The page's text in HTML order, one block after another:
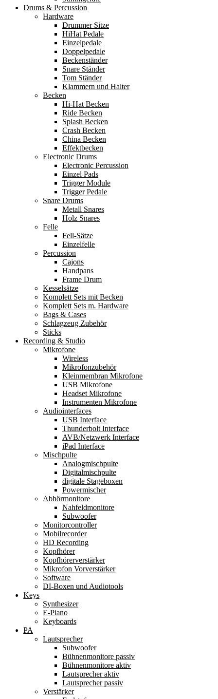
Drums & Percussion
Hardware
Drummer Sitze
HiHat Pedale
Einzelpedale
Doppelpedale
Beckenständer
Snare Ständer
Tom Ständer
Klammern und Halter
Becken
Hi-Hat Becken
Ride Becken
Splash Becken
Crash Becken
China Becken
Effektbecken
Electronic Drums
Electronic Percussion
Einzel Pads
Trigger Module
Trigger Pedale
Snare Drums
Metall Snares
Holz Snares
Felle
Fell-Sätze
Einzelfelle
Percussion
Cajons
Handpans
Frame Drum
Kesselsätze
Komplett Sets mit Becken
Komplett Sets m. Hardware
Bags & Cases
Schlagzeug Zubehör
Sticks
Recording & Studio
Mikrofone
Wireless
Mikrofonzubehör
Kleinmembran Mikrofone
USB Mikrofone
Headset Mikrofone
Instrumenten Mikrofone
Audiointerfaces
USB Interface
Thunderbolt Interface
AVB/Netzwerk Interface
iPad Interface
Mischpulte
Analogmischpulte
Digitalmischpulte
digitale Stageboxen
Powermischer
Abhörmonitore
Nahfeldmonitore
Subwoofer
Monitorcontroller
Mobilrecorder
HD Recording
Kopfhörer
Kopfhörerverstärker
Mikrofon Vorverstärker
Software
DI-Boxen und Audiotools
Keys
Synthesizer
E-Piano
Keyboards
PA
Lautsprecher
Subwoofer
Bühnenmonitore passiv
Bühnenmonitore aktiv
Lautsprecher aktiv
Lautsprecher passiv
Verstärker